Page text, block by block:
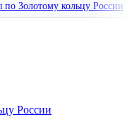
по Золотому кольцу России
России